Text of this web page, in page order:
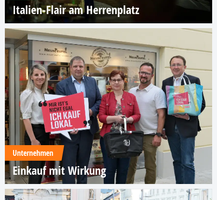
Italien-Flair am Herrenplatz
Unternehmen
Einkauf mit Wirkung